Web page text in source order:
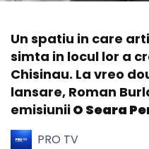
Un spatiu in care
simta in locul lor a
Chisinau. La vreo
lansare, Roman
emisiuniiO Seara
PRO TV